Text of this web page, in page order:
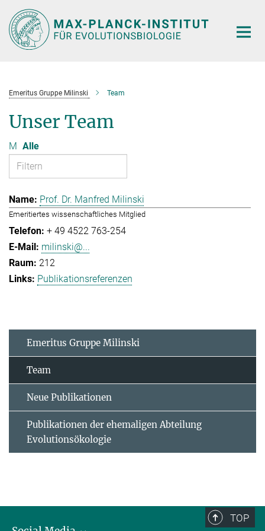
Hauptinhalt
Emeritus Gruppe Milinski Team
Unser Team
M Alle
Prof. Dr. Manfred Milinski
Emeritiertes wissenschaftliches Mitglied
+ 49 4522 763-254
milinski@...
212
Publikationsreferenzen
Emeritus Gruppe Milinski
Team
Neue Publikationen
Publikationen der ehemaligen Abteilung
Evolutionsökologie
TOP